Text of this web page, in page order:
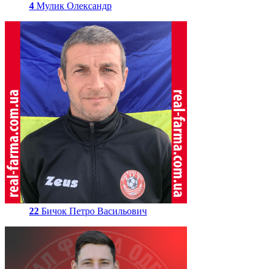
4 Мулик Олександр
22 Бичок Петро Васильович